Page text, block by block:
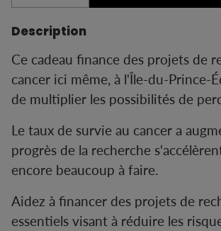
Description
Ce cadeau finance des projets de
cancer ici même, à l'Île-du-Prince-
de multiplier les possibilités de
Le taux de survie au cancer a
progrès de la recherche
encore beaucoup à faire.
Aidez à financer des projets de
essentiels visant à réduire les